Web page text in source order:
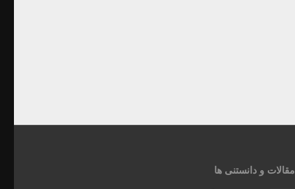
مقالات و دانستنی ها